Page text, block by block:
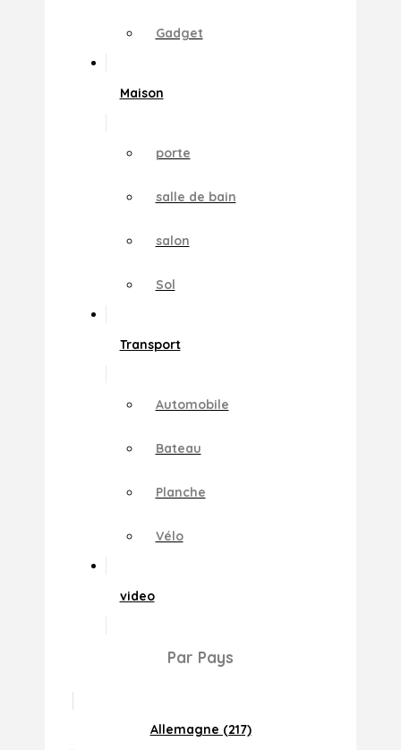
Gadget
Maison
porte
salle de bain
salon
Sol
Transport
Automobile
Bateau
Planche
Vélo
video
Par Pays
Allemagne (217)